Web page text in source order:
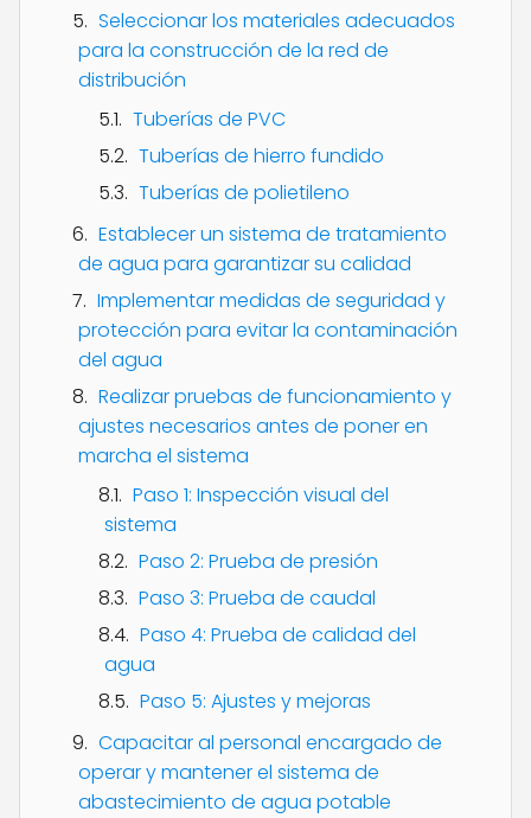
Seleccionar los materiales adecuados
para la construcción de la red de
distribución
Tuberías de PVC
Tuberías de hierro fundido
Tuberías de polietileno
Establecer un sistema de tratamiento
de agua para garantizar su calidad
Implementar medidas de seguridad y
protección para evitar la contaminación
del agua
Realizar pruebas de funcionamiento y
ajustes necesarios antes de poner en
marcha el sistema
Paso 1: Inspección visual del
sistema
Paso 2: Prueba de presión
Paso 3: Prueba de caudal
Paso 4: Prueba de calidad del
agua
Paso 5: Ajustes y mejoras
Capacitar al personal encargado de
operar y mantener el sistema de
abastecimiento de agua potable